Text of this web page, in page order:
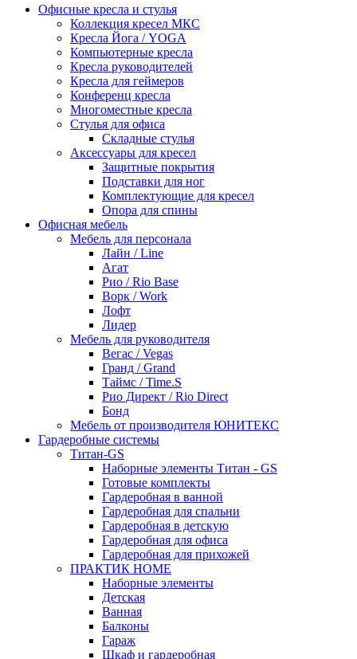
Офисные кресла и стулья
Коллекция кресел МКС
Кресла Йога / YOGA
Компьютерные кресла
Кресла руководителей
Кресла для геймеров
Конференц кресла
Многоместные кресла
Стулья для офиса
Складные стулья
Аксессуары для кресел
Защитные покрытия
Подставки для ног
Комплектующие для кресел
Опора для спины
Офисная мебель
Мебель для персонала
Лайн / Line
Агат
Рио / Rio Base
Ворк / Work
Лофт
Лидер
Мебель для руководителя
Вегас / Vegas
Гранд / Grand
Таймс / Time.S
Рио Директ / Rio Direct
Бонд
Мебель от производителя ЮНИТЕКС
Гардеробные системы
Титан-GS
Наборные элементы Титан - GS
Готовые комплекты
Гардеробная в ванной
Гардеробная для спальни
Гардеробная в детскую
Гардеробная для офиса
Гардеробная для прихожей
ПРАКТИК HOME
Наборные элементы
Детская
Ванная
Балконы
Гараж
Шкаф и гардеробная